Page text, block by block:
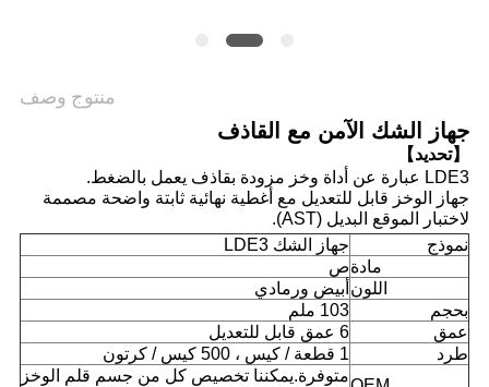
منتوج وصف
جهاز الشك الآمن مع القاذف
【تحديد】
LDE3 عبارة عن أداة وخز مزودة بقاذف يعمل بالضغط.
جهاز الوخز قابل للتعديل مع أغطية نهائية ثابتة واضحة مصممة
لاختبار الموقع البديل (AST).
نموذج
جهاز الشك LDE3
مادةص
اللون أبيض ورمادي
بحجم
103 ملم
عمق
6 عمق قابل للتعديل
طرد
1 قطعة / كيس ، 500 كيس / كرتون
متوفرة.يمكننا تخصيص كل من جسم قلم الوخز